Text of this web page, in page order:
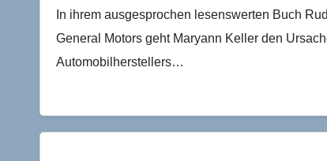
In ihrem ausgesprochen lesenswerten Buch
General Motors geht Maryann Keller den
Automobilherstellers…